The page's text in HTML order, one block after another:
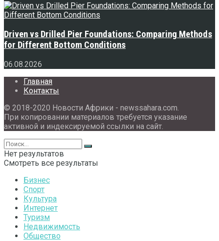
Driven vs Drilled Pier Foundations: Comparing Methods
for Different Bottom Conditions
06.08.2026
Главная
Контакты
© 2018-2020 Новости Африки - newssahara.com.
При копировании материалов требуется указание
активной и индексируемой ссылки на сайт.
Нет результатов
Смотреть все результаты
Бизнес
Спорт
Культура
Интернет
Туризм
Недвижимость
Общество